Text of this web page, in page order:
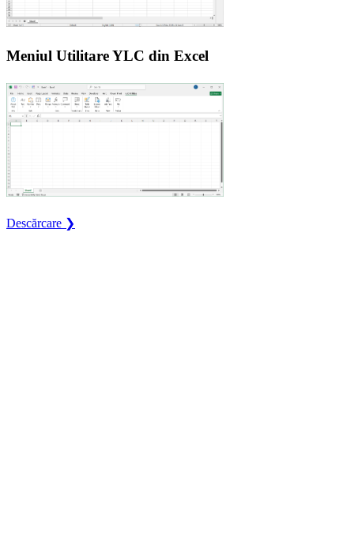
Meniul Utilitare YLC din Excel
Descărcare ❯